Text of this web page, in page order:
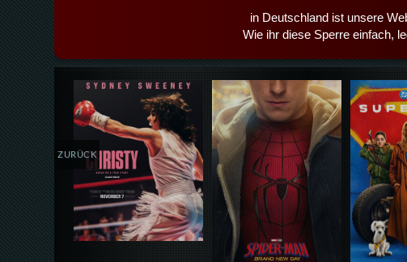
in Deutschland ist unsere
Wie ihr diese Sperre einfach,
Details,Play Details,Play
ZURÜCK